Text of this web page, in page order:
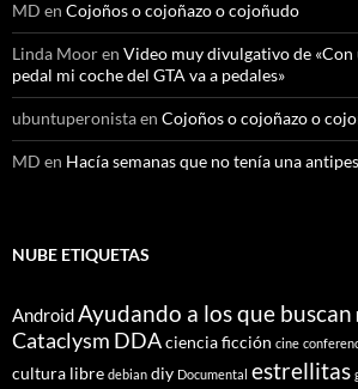
MD en Cojoños o cojoñazo o cojoñudo
Linda Mooren Video muy divulgativo de
pedal mi coche del GTA va a pedales»
ubuntuperonistaen Cojoños o cojoñazo o
MD en Hacía semanas que no tenía una
NUBE ETIQUETAS
AndroidAyudando a los que buscan
Cataclysm DDAciencia ficción cine
cultura libre debian diy Documental estrellitas